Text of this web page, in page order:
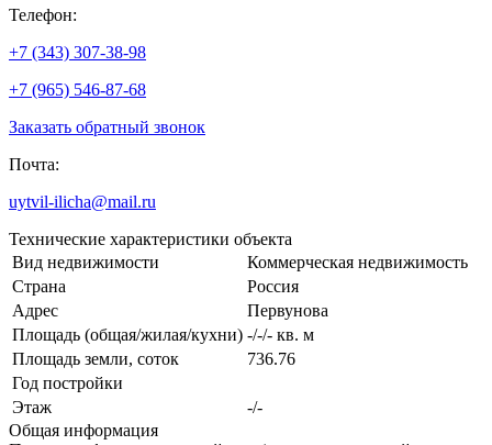
Телефон:
+7 (343) 307-38-98
+7 (965) 546-87-68
Заказать обратный звонок
Почта:
uytvil-ilicha@mail.ru
Технические характеристики объекта
Вид недвижимости
Коммерческая недвижимость
Страна
Россия
Адрес
Первунова
Площадь (общая/жилая/кухни) -/-/- кв. м
Площадь земли, соток
736.76
Год постройки
Этаж
-/-
Общая информация